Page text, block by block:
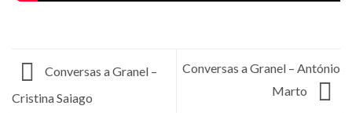
Conversas a Granel –
Cristina Saiago
Conversas a Granel – António
Marto